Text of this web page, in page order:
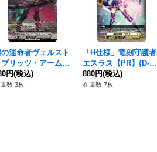
運命者ヴェルスト
ブリッツ・アームズ
】{DZ-BT01/SR1
ブラントゲート》
円(税込)
数 3枚
「H仕様」竜刻守護者
エスラス【PR】{D-P
R/1080}《ケテルサン
クチュアリ》
880円(税込)
在庫数 7枚